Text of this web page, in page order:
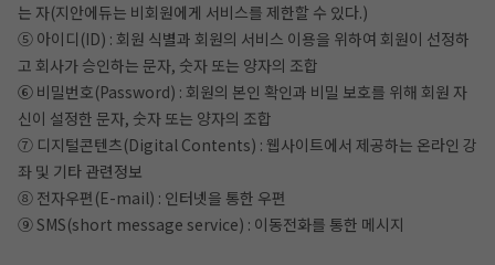
시 수강일 3일 자동 연장! 실기 87% 적중 신화 정
는 자(지안에듀는 비회원에게 서비스를 제한할 수 있다.)
⑤ 아이디(ID) : 회원 식별과 회원의 서비스 이용을 위하여 회원이 선정하
고 회사가 승인하는 문자, 숫자 또는 양자의 조합
⑥ 비밀번호(Password) : 회원의 본인 확인과 비밀 보호를 위해 회원 자
신이 설정한 문자, 숫자 또는 양자의 조합
⑦ 디지털콘텐츠(Digital Contents) : 웹사이트에서 제공하는 온라인 강
좌 및 기타 관련정보
⑧ 전자우편(E-mail) : 인터넷을 통한 우편
⑨ SMS(short message service) : 이동전화를 통한 메시지